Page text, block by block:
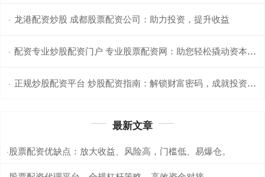
· 龙港配资炒股 成都股票配资公司：助力投资，提升收益
· 配资专业炒股配资门户 专业股票配资网：助您轻松撬动资本杠杆
· 正规炒股配资平台 炒股配资指南：解锁财富密码，成就投资梦想
最新文章
·股票配资优缺点：放大收益、风险高，门槛低、易爆仓。